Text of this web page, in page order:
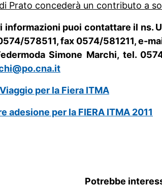
Prato concederà un contributo a
informazioni puoi contattare il ns.
578511, fax 0574/581211, e-
Simone Marchi, tel.
per la Fiera ITMA
adesione per la FIERA ITMA 2011
Potrebbe